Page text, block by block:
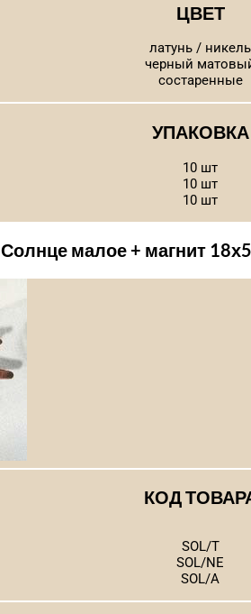
ЦВЕТ
латунь / никель
черный
состаренные
УПАКОВКА
10 шт
10 шт
10 шт
Солнце малое + магнит
КОД
SOL/T
SOL/NE
SOL/A